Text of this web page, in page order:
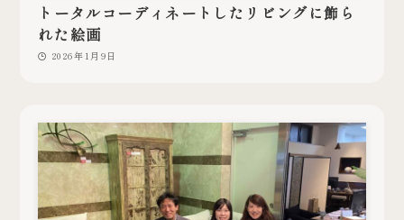
トータルコーディネートしたリビングに飾ら
れた絵画
2026年1月9日